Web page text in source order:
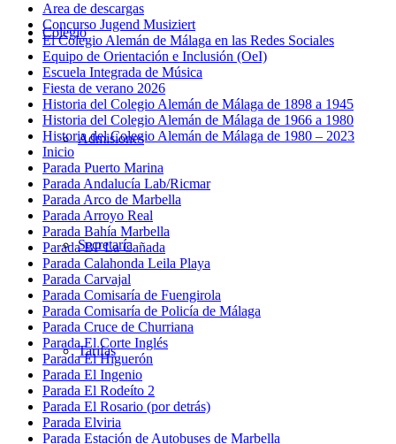
Colegio
Admisiones
Secretaría
Tarifas
Area de descargas
Concurso Jugend Musiziert
El Colegio Alemán de Málaga en las Redes Sociales
Equipo de Orientación e Inclusión (OeI)
Escuela Integrada de Música
Fiesta de verano 2026
Historia del Colegio Alemán de Málaga de 1898 a 1945
Historia del Colegio Alemán de Málaga de 1966 a 1980
Historia del Colegio Alemán de Málaga de 1980 – 2023
Inicio
Parada Puerto Marina
Parada Andalucía Lab/Ricmar
Parada Arco de Marbella
Parada Arroyo Real
Parada Bahía Marbella
Parada BP La Cañada
Parada Calahonda Leila Playa
Parada Carvajal
Parada Comisaría de Fuengirola
Parada Comisaría de Policía de Málaga
Parada Cruce de Churriana
Parada El Corte Inglés
Parada El Higuerón
Parada El Ingenio
Parada El Rodeíto 2
Parada El Rosario (por detrás)
Parada Elviria
Parada Estación de Autobuses de Marbella